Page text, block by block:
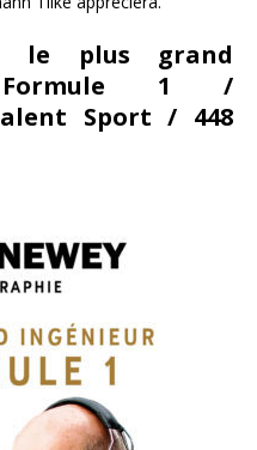
le plus grand
1 /
Sport / 448